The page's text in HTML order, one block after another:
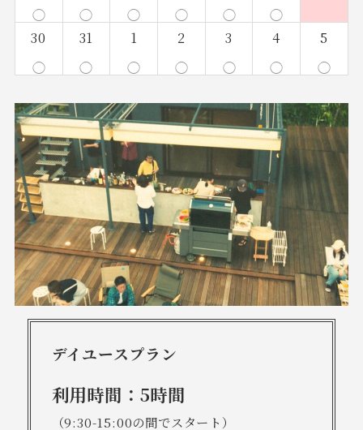
◯ ◯ ◯ ◯ ◯ ◯
30
◯
31
◯
1
◯
2
◯
3
◯
4
◯
5
◯
デイユースプラン
利用時間：5時間
（9:30-15:00の間でスタート）